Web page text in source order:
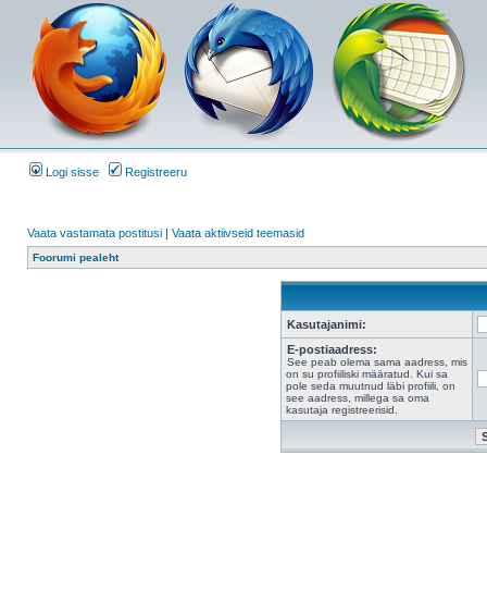
Logi sisse Registreeru
Vaata vastamata postitusi | Vaata aktiivseid teemasid
Foorumi pealeht
Kasutajanimi:
E-postiaadress:
See peab olema sama aadress, mis
on su profiiliski määratud. Kui sa
pole seda muutnud läbi profiili, on
see aadress, millega sa oma
kasutaja registreerisid.